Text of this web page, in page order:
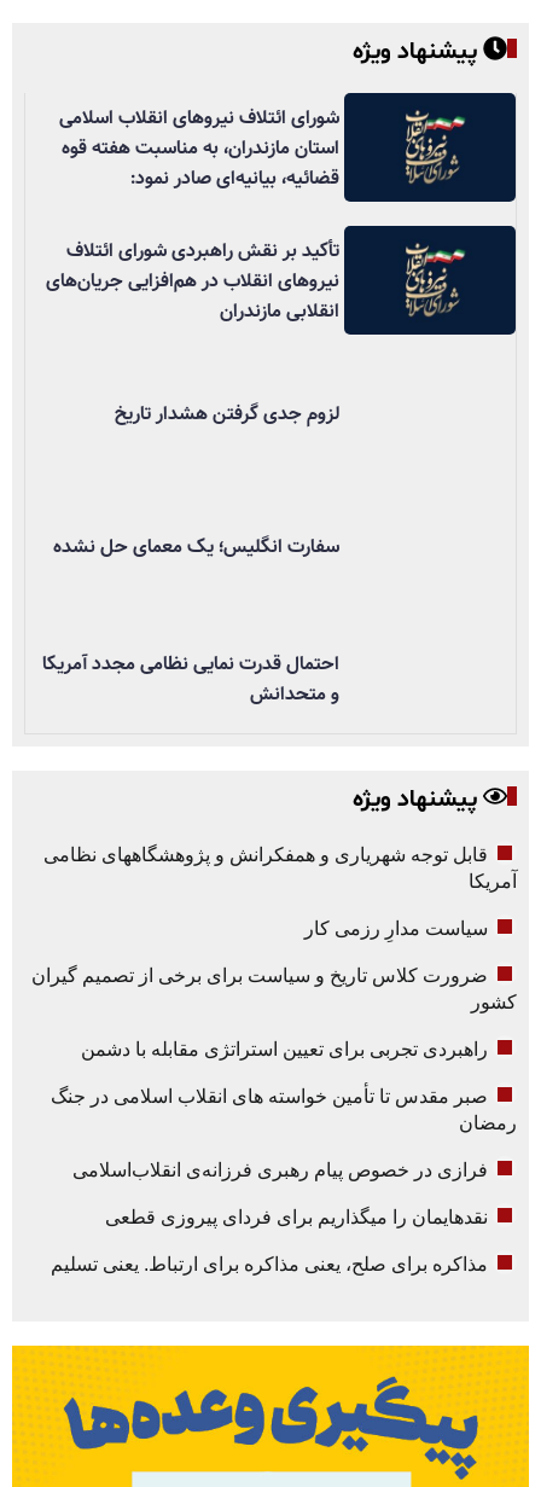
پیشنهاد ویژه
شورای ائتلاف نیروهای انقلاب اسلامی
استان مازندران، به مناسبت هفته قوه
قضائیه، بیانیه‌ای صادر نمود:
تأکید بر نقش راهبردی شورای ائتلاف
نیروهای انقلاب در هم‌افزایی جریان‌های
انقلابی مازندران
لزوم جدی گرفتن هشدار تاریخ
سفارت انگلیس؛ یک معمای حل نشده
احتمال قدرت نمایی نظامی مجدد آمریکا
و متحدانش
پیشنهاد ویژه
قابل توجه شهریاری و همفکرانش و پژوهشگاههای نظامی
آمریکا
سیاست مدارِ رزمی کار
ضرورت کلاس تاریخ و سیاست برای برخی از تصمیم گیران
کشور
راهبردی تجربی برای تعیین استراتژی مقابله با دشمن
صبر مقدس تا تأمین خواسته های انقلاب اسلامی در جنگ
رمضان
فرازی در خصوص پیام رهبری فرزانه‌ی انقلاب‌اسلامی
نقدهایمان را میگذاریم برای فردای پیروزی قطعی
مذاکره برای صلح، یعنی مذاکره برای ارتباط. یعنی تسلیم